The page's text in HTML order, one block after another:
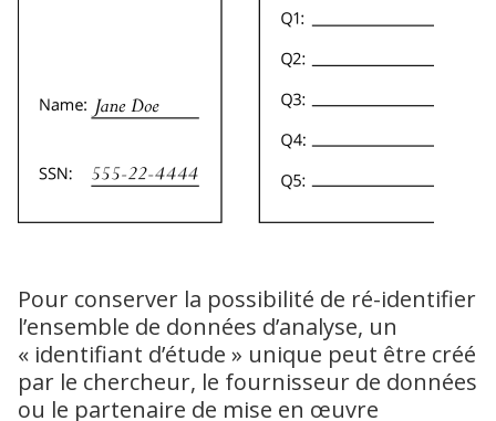
Pour conserver la possibilité de ré-identifier
l’ensemble de données d’analyse, un
« identifiant d’étude » unique peut être créé
par le chercheur, le fournisseur de données
ou le partenaire de mise en œuvre